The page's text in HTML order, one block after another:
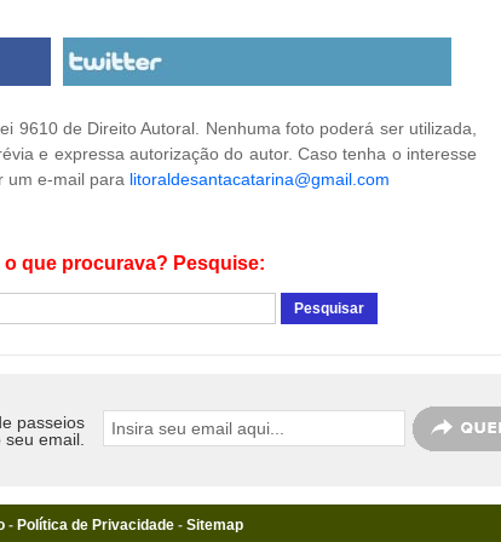
9610 de Direito Autoral. Nenhuma foto poderá ser utilizada,
e expressa autorização do autor. Caso tenha o interesse
um e-mail para litoraldesantacatarina@gmail.com
o que procurava? Pesquise:
passeios
seu email.
- Política de Privacidade - Sitemap